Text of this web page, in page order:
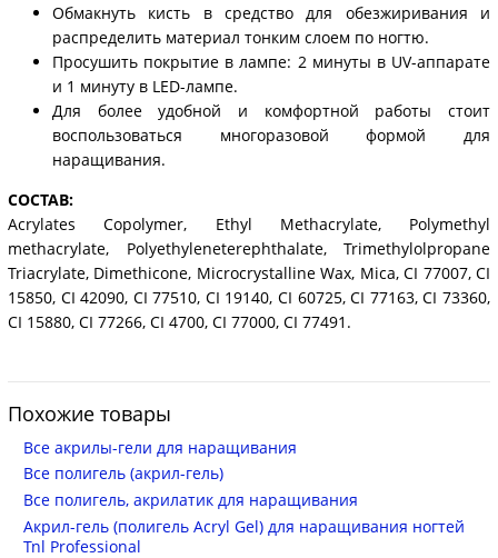
Обмакнуть кисть в средство для обезжиривания и
распределить материал тонким слоем по ногтю.
Просушить покрытие в лампе: 2 минуты в UV-аппарате
и 1 минуту в LED-лампе.
Для более удобной и комфортной работы стоит
воспользоваться многоразовой формой для
наращивания.
СОСТАВ:
Acrylates Copolymer, Ethyl Methacrylate, Polymethyl
methacrylate, Polyethyleneterephthalate, Trimethylolpropane
Triacrylate, Dimethicone, Microcrystalline Wax, Mica, CI 77007, CI
15850, CI 42090, CI 77510, CI 19140, CI 60725, CI 77163, CI 73360,
CI 15880, CI 77266, CI 4700, CI 77000, CI 77491.
Похожие товары
Все акрилы-гели для наращивания
Все полигель (акрил-гель)
Все полигель, акрилатик для наращивания
Акрил-гель (полигель Acryl Gel) для наращивания ногтей
Tnl Professional